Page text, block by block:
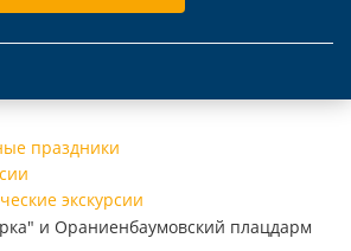
праздники
экскурсии
и Ораниенбаумовский плацдарм